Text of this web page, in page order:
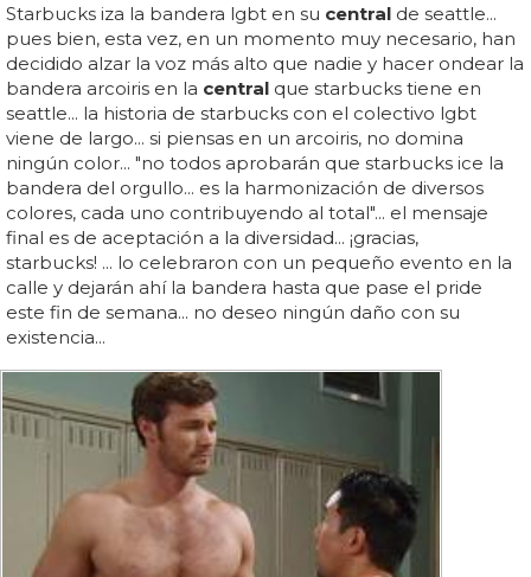
Starbucks iza la bandera lgbt en su central de seattle...
pues bien, esta vez, en un momento muy necesario, han
decidido alzar la voz más alto que nadie y hacer ondear la
bandera arcoiris en la central que starbucks tiene en
seattle... la historia de starbucks con el colectivo lgbt
viene de largo... si piensas en un arcoiris, no domina
ningún color... "no todos aprobarán que starbucks ice la
bandera del orgullo... es la harmonización de diversos
colores, cada uno contribuyendo al total"... el mensaje
final es de aceptación a la diversidad... ¡gracias,
starbucks! ... lo celebraron con un pequeño evento en la
calle y dejarán ahí la bandera hasta que pase el pride
este fin de semana... no deseo ningún daño con su
existencia...